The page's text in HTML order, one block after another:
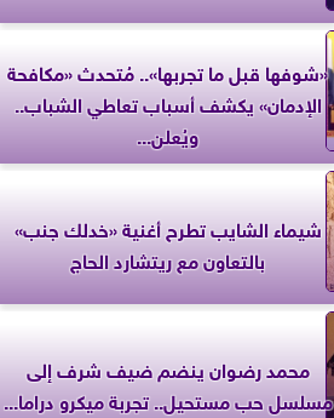
«شوفها قبل ما تجربها».. مُتحدث «مكافحة
الإدمان» يكشف أسباب تعاطي الشباب..
ويُعلن...
شيماء الشايب تطرح أغنية «خدلك جنب»
بالتعاون مع ريتشارد الحاج
محمد رضوان ينضم ضيف شرف إلى
مسلسل حب مستحيل.. تجربة ميكرو دراما...